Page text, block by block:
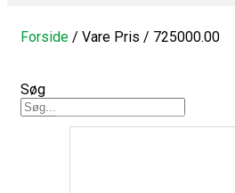
Forside / Vare Pris / 725000.00
Søg